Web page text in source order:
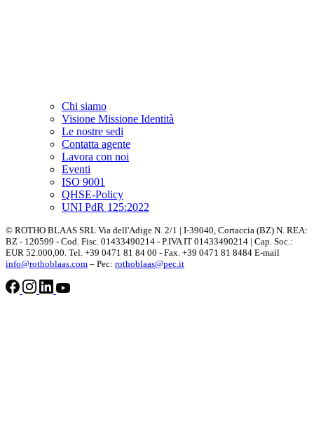
Chi siamo
Visione Missione Identità
Le nostre sedi
Contatta agente
Lavora con noi
Eventi
ISO 9001
QHSE-Policy
UNI PdR 125:2022
© ROTHO BLAAS SRL Via dell'Adige N. 2/1 | I-39040, Cortaccia (BZ) N. REA:
BZ - 120599 - Cod. Fisc. 01433490214 - P.IVA IT 01433490214 | Cap. Soc.:
EUR 52.000,00. Tel. +39 0471 81 84 00 - Fax. +39 0471 81 8484 E-mail
info@rothoblaas.com – Pec: rothoblaas@pec.it